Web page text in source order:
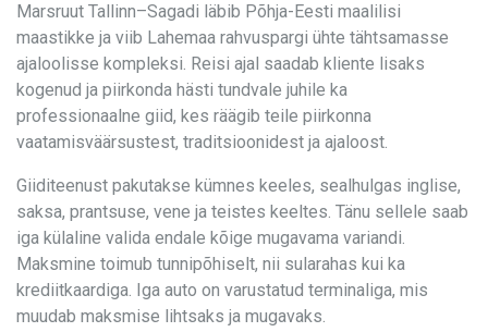
Marsruut Tallinn–Sagadi läbib Põhja-Eesti maalilisi
maastikke ja viib Lahemaa rahvuspargi ühte tähtsamasse
ajaloolisse kompleksi. Reisi ajal saadab kliente lisaks
kogenud ja piirkonda hästi tundvale juhile ka
professionaalne giid, kes räägib teile piirkonna
vaatamisväärsustest, traditsioonidest ja ajaloost.
Giiditeenust pakutakse kümnes keeles, sealhulgas inglise,
saksa, prantsuse, vene ja teistes keeltes. Tänu sellele saab
iga külaline valida endale kõige mugavama variandi.
Maksmine toimub tunnipõhiselt, nii sularahas kui ka
krediitkaardiga. Iga auto on varustatud terminaliga, mis
muudab maksmise lihtsaks ja mugavaks.